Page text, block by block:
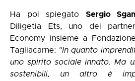
Ha poi spiegato Sergio
Diligetia Ets, uno dei
Economy insieme a
Tagliacarne: "In quanto
uno spirito sociale innato. Ma
sostenibili, un altro è